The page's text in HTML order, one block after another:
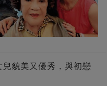
貌美又優秀，與初戀